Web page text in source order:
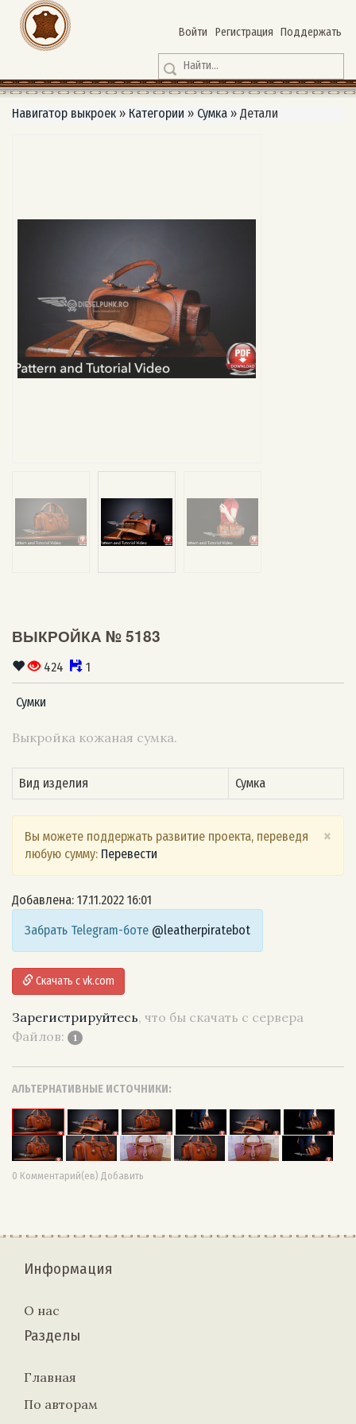
Войти Регистрация Поддержать
Навигатор выкроек » Категории » Сумка » Детали
ВЫКРОЙКА № 5183
424 1
Сумки
Выкройка кожаная сумка.
Вид изделия Сумка
×
Вы можете поддержать развитие проекта, переведя
любую сумму: Перевести
Добавлена: 17.11.2022 16:01
Забрать Telegram-боте @leatherpiratebot
Скачать с vk.com
Зарегистрируйтесь, что бы скачать с сервера
Файлов:
1
АЛЬТЕРНАТИВНЫЕ ИСТОЧНИКИ:
0 Комментарий(ев) Добавить
Информация
О нас
Разделы
Главная
По авторам